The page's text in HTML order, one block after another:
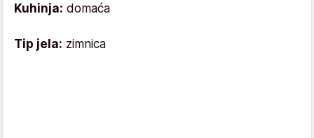
Kuhinja: domaća
Tip jela: zimnica